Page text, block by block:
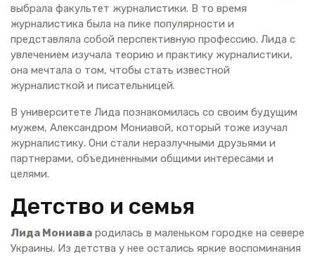
выбрала факультет журналистики. В то время
журналистика была на пике популярности и
представляла собой перспективную профессию. Лида с
увлечением изучала теорию и практику журналистики,
она мечтала о том, чтобы стать известной
журналисткой и писательницей.
В университете Лида познакомилась со своим будущим
мужем, Александром Мониавой, который тоже изучал
журналистику. Они стали неразлучными друзьями и
партнерами, объединенными общими интересами и
целями.
Детство и семья
Лида Мониава родилась в маленьком городке на севере
Украины. Из детства у нее остались яркие воспоминания